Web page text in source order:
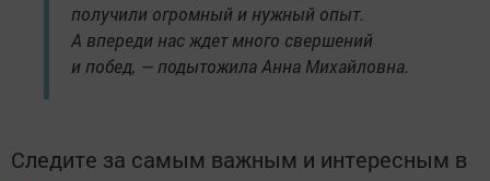
получили огромный и нужный опыт.
А впереди нас ждет много свершений
и побед, — подытожила Анна Михайловна.
Следите за самым важным и интересным в